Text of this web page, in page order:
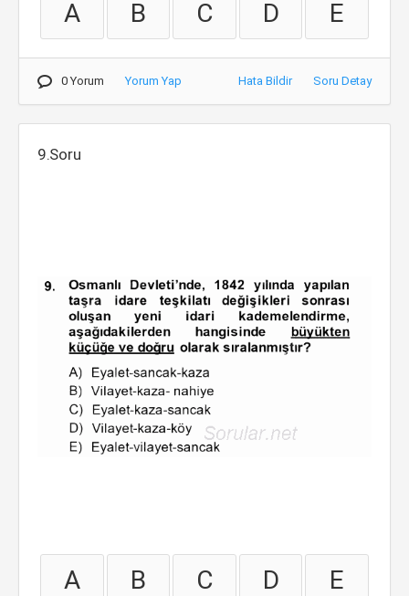
A B C D E
0 Yorum Yorum Yap Hata Bildir Soru Detay
9.Soru
A B C D E